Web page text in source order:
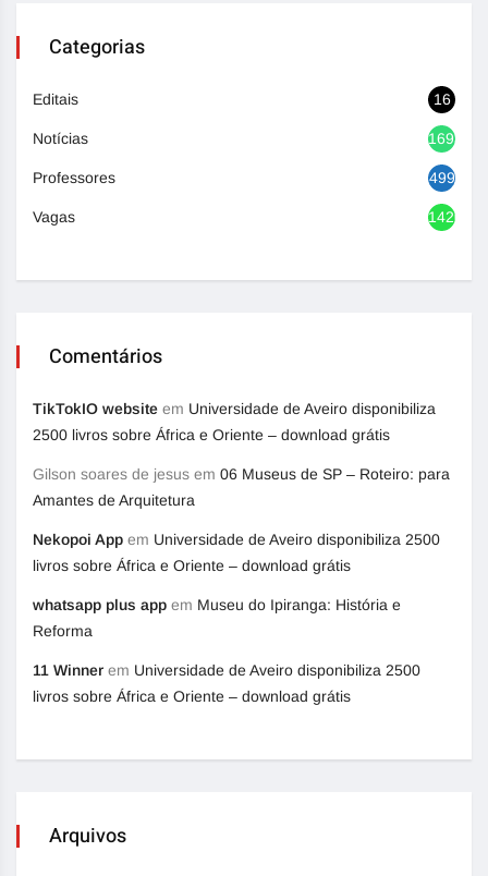
Categorias
Editais 16
Notícias 1693
Professores 499
Vagas 1420
Comentários
TikTokIO website em Universidade de Aveiro disponibiliza
2500 livros sobre África e Oriente – download grátis
Gilson soares de jesus em 06 Museus de SP – Roteiro: para
Amantes de Arquitetura
Nekopoi App em Universidade de Aveiro disponibiliza 2500
livros sobre África e Oriente – download grátis
whatsapp plus app em Museu do Ipiranga: História e
Reforma
11 Winner em Universidade de Aveiro disponibiliza 2500
livros sobre África e Oriente – download grátis
Arquivos